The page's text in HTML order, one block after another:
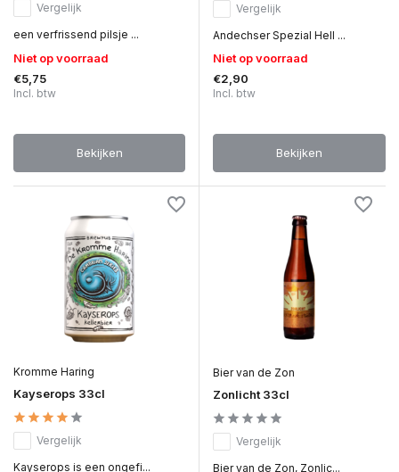
Vergelijk
een verfrissend pilsje ...
Niet op voorraad
€5,75
Incl. btw
Bekijken
Vergelijk
Andechser Spezial Hell ...
Niet op voorraad
€2,90
Incl. btw
Bekijken
Kromme Haring
Kayserops 33cl
Vergelijk
Kayserops is een ongefi...
Bier van de Zon
Zonlicht 33cl
Vergelijk
Bier van de Zon, Zonlic...